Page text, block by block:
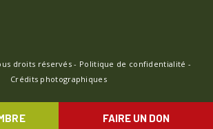
FAIRE UN DON
droits réservés - Politique de confidentialité -
Crédits photographiques